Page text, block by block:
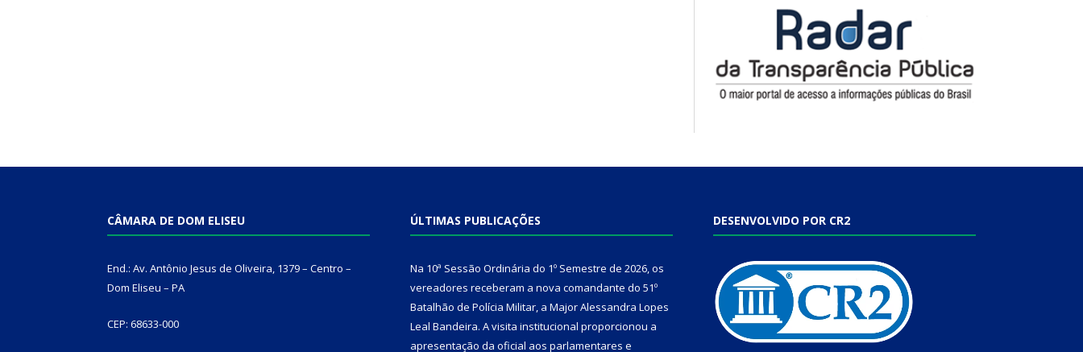
CÂMARA DE DOM ELISEU
End.: Av. Antônio Jesus de Oliveira, 1379 – Centro –
Dom Eliseu – PA
CEP: 68633-000
ÚLTIMAS PUBLICAÇÕES
Na 10ª Sessão Ordinária do 1º Semestre de 2026, os
vereadores receberam a nova comandante do 51º
Batalhão de Polícia Militar, a Major Alessandra Lopes
Leal Bandeira. A visita institucional proporcionou a
apresentação da oficial aos parlamentares e
DESENVOLVIDO POR CR2